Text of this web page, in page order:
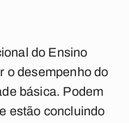
do Ensino
o desempenho do
básica. Podem
estão concluindo